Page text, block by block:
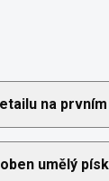
na
umělý